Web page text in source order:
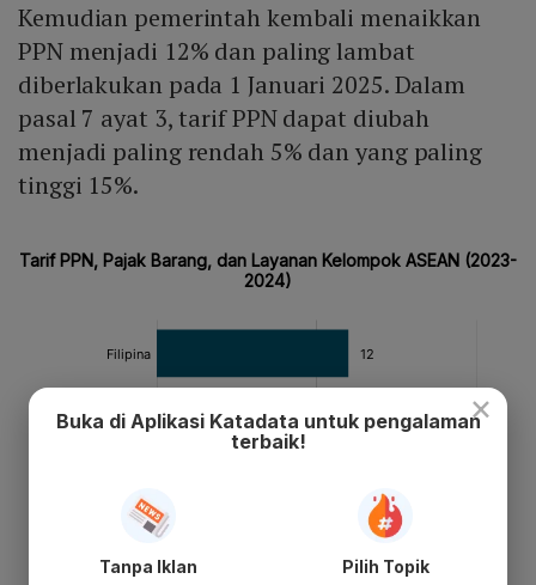
Kemudian pemerintah kembali menaikkan
PPN menjadi 12% dan paling lambat
diberlakukan pada 1 Januari 2025. Dalam
pasal 7 ayat 3, tarif PPN dapat diubah
menjadi paling rendah 5% dan yang paling
tinggi 15%.
×
Buka di Aplikasi Katadata untuk pengalaman
terbaik!
Tanpa Iklan Pilih Topik